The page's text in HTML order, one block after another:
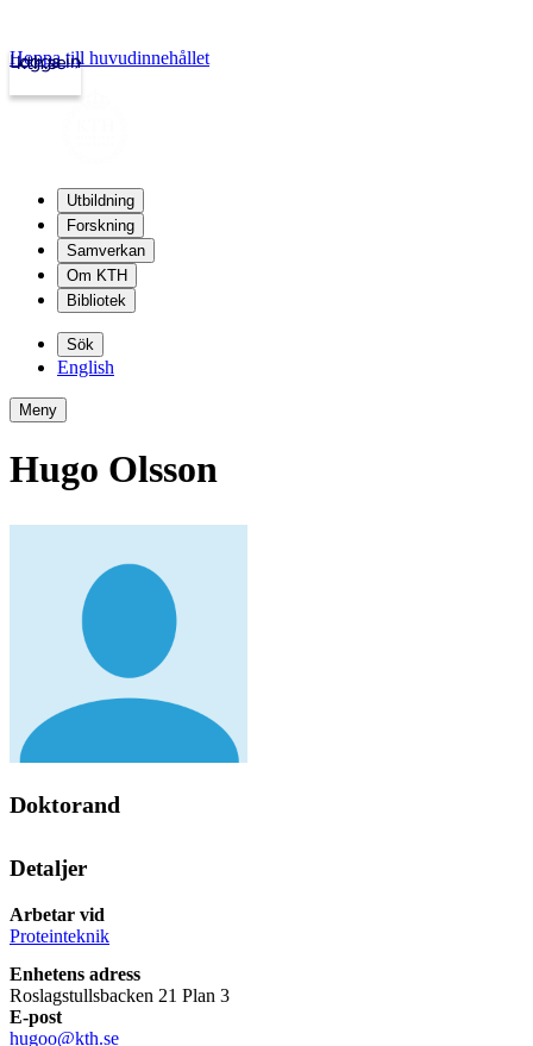
kth.se
Logga in
Hoppa till huvudinnehållet
Utbildning
Forskning
Samverkan
Om KTH
Bibliotek
Sök
English
Meny
Hugo Olsson
Doktorand
Detaljer
Arbetar vid
Proteinteknik
Enhetens adress
Roslagstullsbacken 21 Plan 3
E-post
hugoo@kth.se